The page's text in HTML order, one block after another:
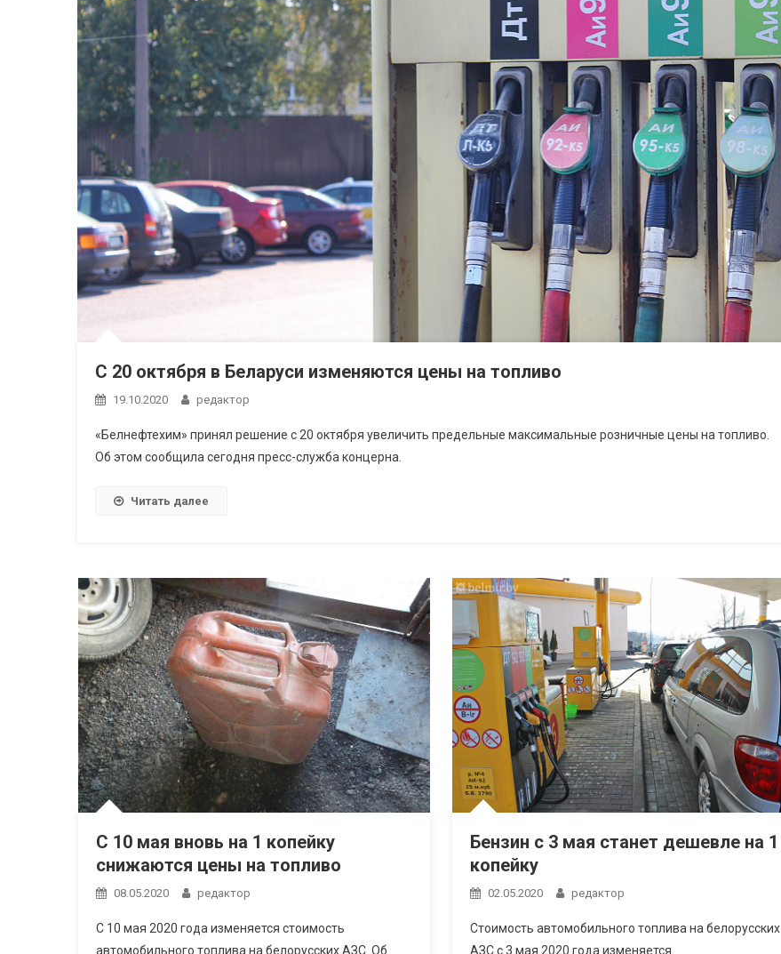
С 20 октября в Беларуси изменяются цены на топливо
19.10.2020 редактор
«Белнефтехим» принял решение с 20 октября увеличить предельные максимальные розничные цены на топливо.
Об этом сообщила сегодня пресс-служба концерна.
Читать далее
С 10 мая вновь на 1 копейку
снижаются цены на топливо
08.05.2020 редактор
С 10 мая 2020 года изменяется стоимость
автомобильного топлива на белорусских АЗС. Об
Бензин с 3 мая станет дешевле на 1
копейку
02.05.2020 редактор
Стоимость автомобильного топлива на белорусских
АЗС с 3 мая 2020 года изменяется.